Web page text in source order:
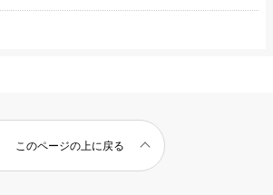
このページの上に戻る